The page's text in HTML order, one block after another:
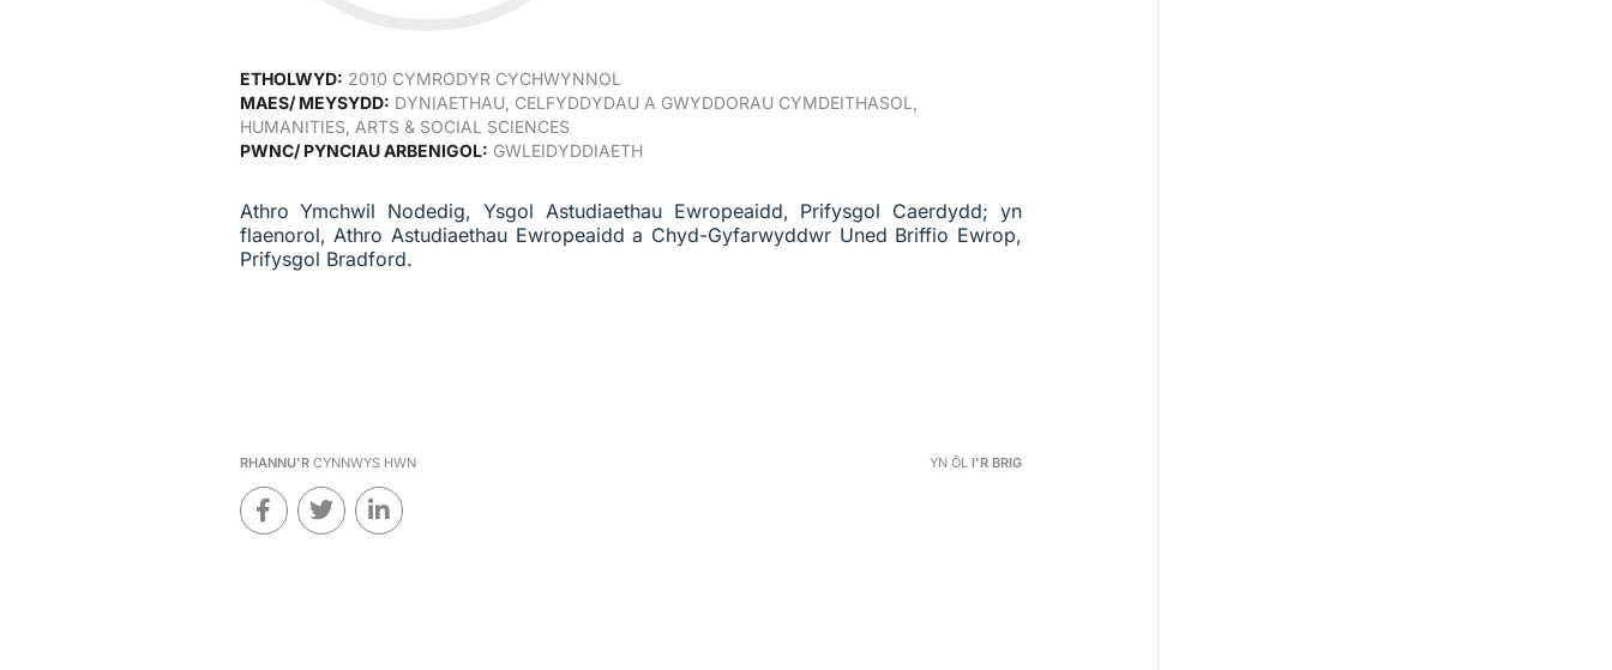
ETHOLWYD: 2010 CYMRODYR CYCHWYNNOL
MAES/ MEYSYDD: DYNIAETHAU, CELFYDDYDAU A GWYDDORAU CYMDEITHASOL,
HUMANITIES, ARTS & SOCIAL SCIENCES
PWNC/ PYNCIAU ARBENIGOL: GWLEIDYDDIAETH
Athro Ymchwil Nodedig, Ysgol Astudiaethau Ewropeaidd, Prifysgol Caerdydd; yn
flaenorol, Athro Astudiaethau Ewropeaidd a Chyd-Gyfarwyddwr Uned Briffio Ewrop,
Prifysgol Bradford.
RHANNU'RCYNNWYS HWN YN ÔL I'R BRIG